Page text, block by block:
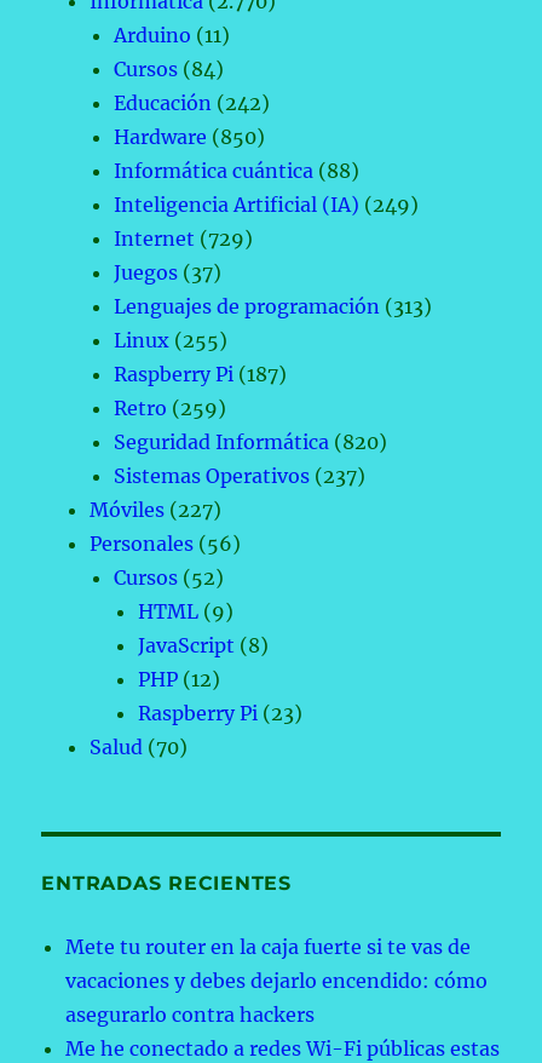
Arduino (11)
Cursos (84)
Educación (242)
Hardware (850)
Informática cuántica (88)
Inteligencia Artificial (IA) (249)
Internet (729)
Juegos (37)
Lenguajes de programación (313)
Linux (255)
Raspberry Pi (187)
Retro (259)
Seguridad Informática (820)
Sistemas Operativos (237)
Móviles (227)
Personales (56)
Cursos (52)
HTML (9)
JavaScript (8)
PHP (12)
Raspberry Pi (23)
Salud (70)
ENTRADAS RECIENTES
Mete tu router en la caja fuerte si te vas de
vacaciones y debes dejarlo encendido: cómo
asegurarlo contra hackers
Me he conectado a redes Wi-Fi públicas estas